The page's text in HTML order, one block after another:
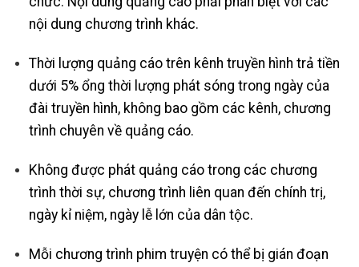
nội dung chương trình khác.
Thời lượng quảng cáo trên kênh truyền hình trả tiền
dưới 5% ổng thời lượng phát sóng trong ngày của
đài truyền hình, không bao gồm các kênh, chương
trình chuyên về quảng cáo.
Không được phát quảng cáo trong các chương
trình thời sự, chương trình liên quan đến chính trị,
ngày kỉ niệm, ngày lễ lớn của dân tộc.
Mỗi chương trình phim truyện có thể bị gián đoạn